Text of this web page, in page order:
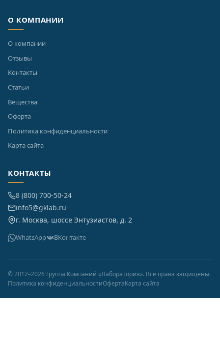
О КОМПАНИИ
О компании
Отзывы
Контакты
Статьи
Вещества
Оферта
Политика конфиденциальности
Карта сайта
КОНТАКТЫ
8 (800) 700-50-24
info5@gklab.ru
г. Москва, шоссе Энтузиастов, д. 2
WhatsApp ВКонтакте
© 2012–2026 Группа Компаний «Лаборатория». Все права защищены.
Политика конфиденциальностиОфертаКарта сайта